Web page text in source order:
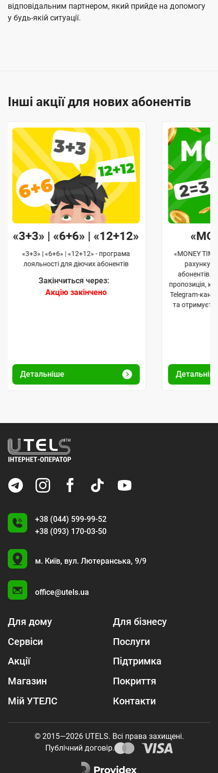
відповідальним партнером, який прийде на допомогу
у будь-якій ситуації.
Інші акції для нових абонентів
«3+3» | «6+6» | «12+12»
«3+3» | «6+6» | «12+12» - програма
лояльності для діючих абонентів
Закінчиться через:
Акцію закінчено
Детальніше
«MONEY
рахунку
абонентів.
пропозиція,
Telegram-
та
+38 (044) 599-99-52
+38 (093) 170-03-50
U
м. Київ, вул. Лютеранська, 9/9
office@utels.ua
Для дому
Для бізнесу
Сервіси
Послуги
Акції
Підтримка
Магазин
Покриття
Мій УТЕЛС
Контакти
© 2015—2026 UTELS. Всі права захищені.
Публічний договір.